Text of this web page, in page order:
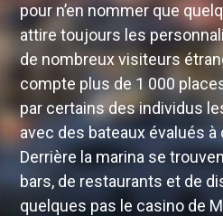
pour n’en nommer que
attire toujours les
de nombreux visiteurs
compte plus de 1 000
par certains des individus
avec des bateaux évalués à
Derrière la marina se
bars, de restaurants et de
quelques pas le casino de